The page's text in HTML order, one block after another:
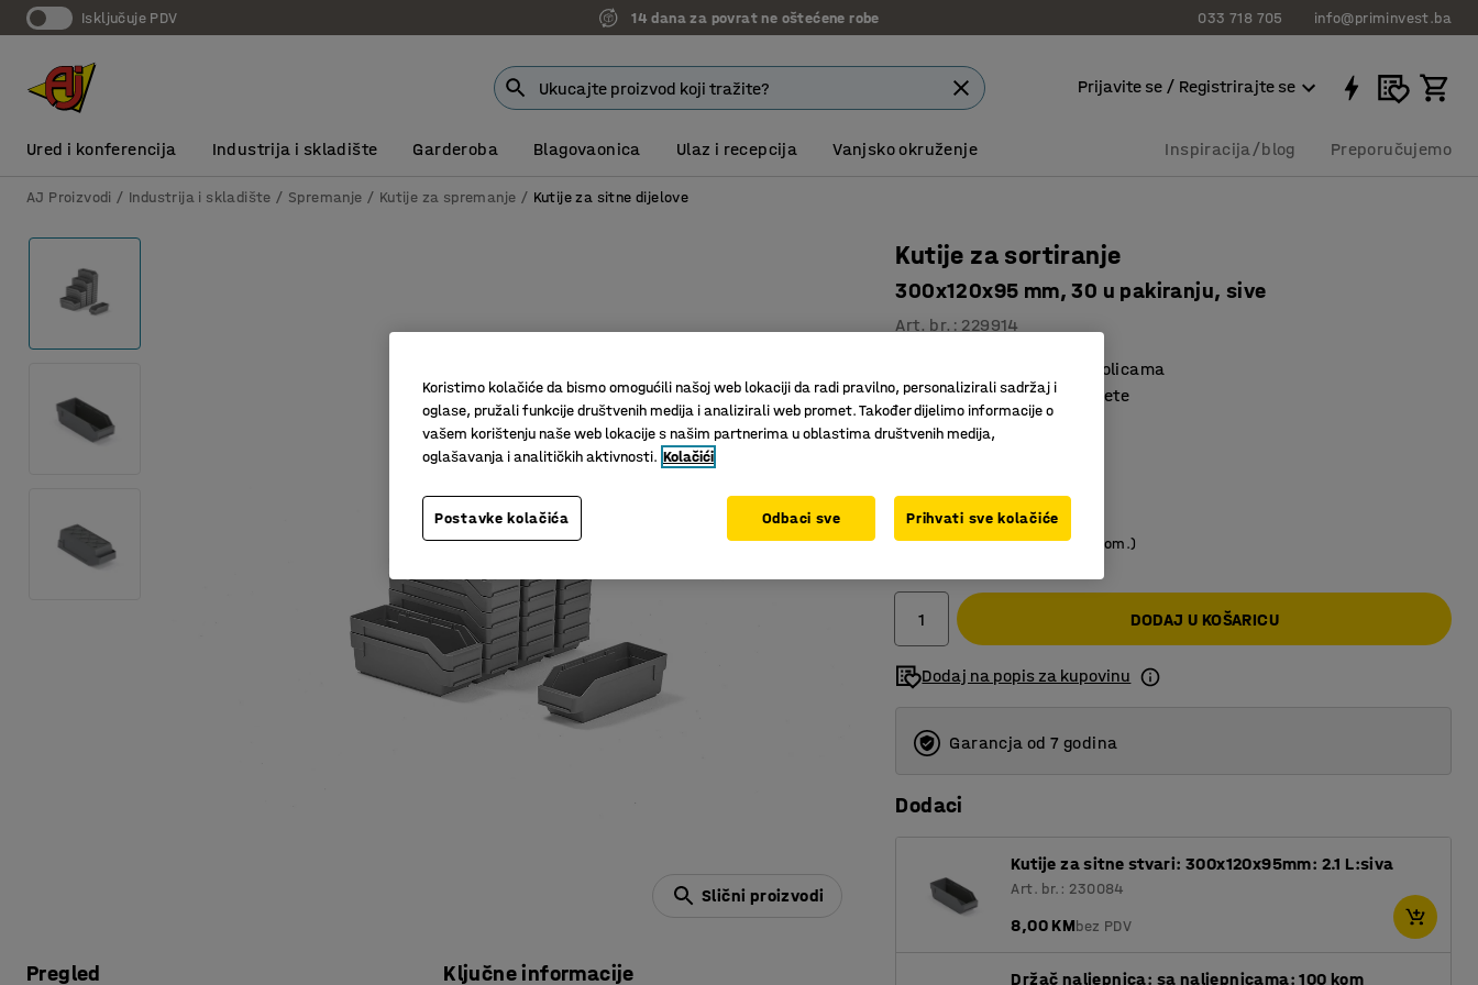
Isključuje PDV 14 dana za povrat ne oštećene robe 033 718 705 info@priminvest.ba
Prijavite se / Registrirajte se
Ured i konferencija Industrija i skladište Garderoba Blagovaonica Ulaz i recepcija Vanjsko okruženje Inspiracija/blog Preporučujemo
AJ Proizvodi Industrija i skladište Spremanje Kutije za spremanje Kutije za sitne dijelove
Slični proizvodi
Pregled Ključne informacije
Kutije za sortiranje
300x120x95 mm, 30 u pakiranju, sive
Art. br. : 229914
Dimenzije prilagođene policama
Fleksibilni držači za etikete
Čvrste ručke
240,00 KM(8,00 KM/kom.)
DODAJ U KOŠARICU
Dodaj na popis za kupovinu
Garancja od 7 godina
Dodaci
Kutije za sitne stvari: 300x120x95mm: 2.1 L:siva
Art. br.: 230084
8,00 KMbez PDV
Držač naljepnica: sa naljepnicama: 100 kom
Koristimo kolačiće da bismo omogućili našoj web lokaciji da radi pravilno, personalizirali sadržaj i
oglase, pružali funkcije društvenih medija i analizirali web promet. Također dijelimo informacije o
vašem korištenju naše web lokacije s našim partnerima u oblastima društvenih medija,
oglašavanja i analitičkih aktivnosti. Kolačići
Postavke kolačića Odbaci sve Prihvati sve kolačiće